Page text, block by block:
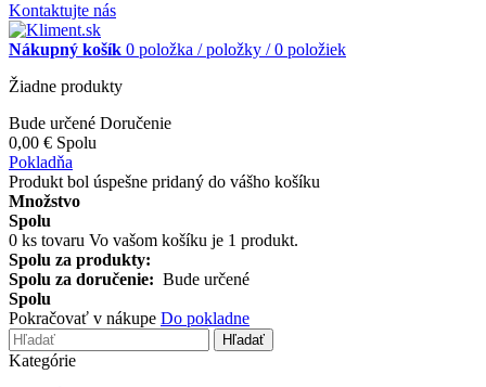
Kontaktujte nás
Nákupný košík 0 položka / položky / 0 položiek
Žiadne produkty
Bude určené Doručenie
0,00 € Spolu
Pokladňa
Produkt bol úspešne pridaný do vášho košíku
Množstvo
Spolu
0 ks tovaru Vo vašom košíku je 1 produkt.
Spolu za produkty:
Spolu za doručenie: Bude určené
Spolu
Pokračovať v nákupe Do pokladne
Hľadať
Kategórie